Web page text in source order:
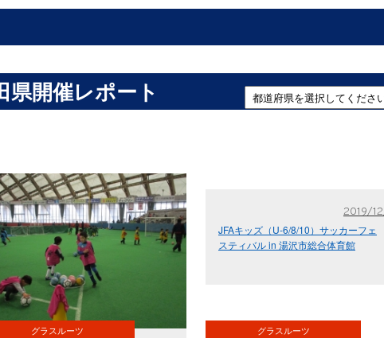
開催レポート
グラスルーツ グラスルーツ
2019/
JFAキッズ（U-6/8/10）サッカーフェ
スティバル in 湯沢市総合体育館